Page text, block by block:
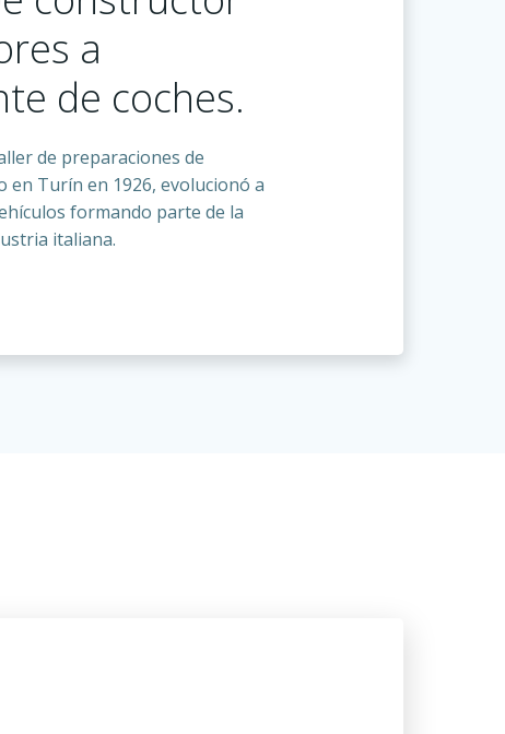
a
de coches.
de preparaciones de
en Turín en 1926, evolucionó a
formando parte de la
italiana.